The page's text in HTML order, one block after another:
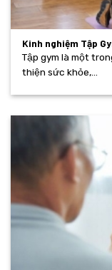
Kinh nghiệm Tập
Tập gym là một
thiện sức khỏe,...